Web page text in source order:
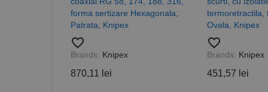
forma sertizare Hexagonala,
Patrata, Knipex
favorite_border
Brands: Knipex
870,11 lei
termoretractila,
Ovala, Knipex
favorite_border
Brands: Knipex
451,57 lei
_ga
_ga_DLLLWQBGGX
uuid
sib_cuid